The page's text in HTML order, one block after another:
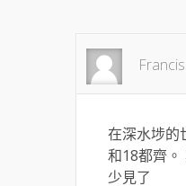
Francis
在深水埗的
和18都齊。
少見了